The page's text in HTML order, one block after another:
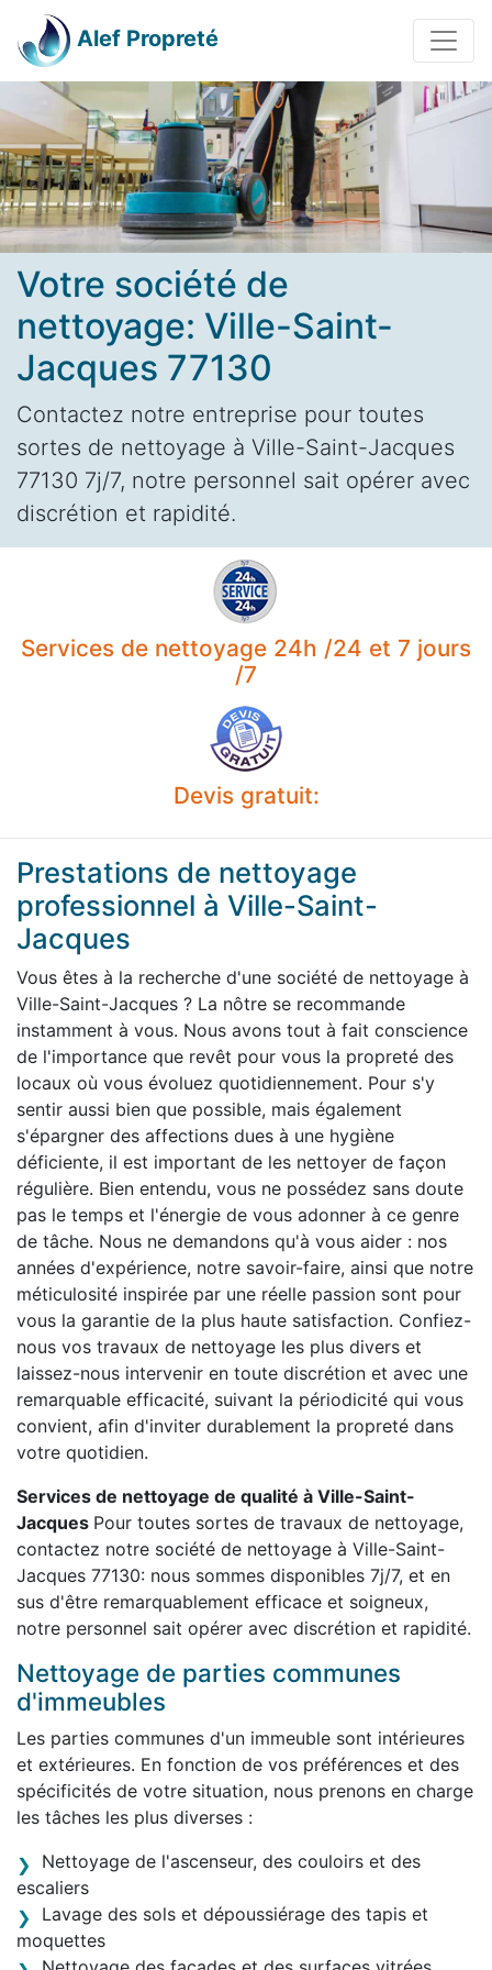
Alef Propreté
Votre société de
nettoyage: Ville-Saint-
Jacques 77130
Contactez notre entreprise pour toutes
sortes de nettoyage à Ville-Saint-Jacques
77130 7j/7, notre personnel sait opérer avec
discrétion et rapidité.
Services de nettoyage 24h /24 et 7 jours
/7
Devis gratuit:
Prestations de nettoyage
professionnel à Ville-Saint-
Jacques
Vous êtes à la recherche d'une société de nettoyage à
Ville-Saint-Jacques ? La nôtre se recommande
instamment à vous. Nous avons tout à fait conscience
de l'importance que revêt pour vous la propreté des
locaux où vous évoluez quotidiennement. Pour s'y
sentir aussi bien que possible, mais également
s'épargner des affections dues à une hygiène
déficiente, il est important de les nettoyer de façon
régulière. Bien entendu, vous ne possédez sans doute
pas le temps et l'énergie de vous adonner à ce genre
de tâche. Nous ne demandons qu'à vous aider : nos
années d'expérience, notre savoir-faire, ainsi que notre
méticulosité inspirée par une réelle passion sont pour
vous la garantie de la plus haute satisfaction. Confiez-
nous vos travaux de nettoyage les plus divers et
laissez-nous intervenir en toute discrétion et avec une
remarquable efficacité, suivant la périodicité qui vous
convient, afin d'inviter durablement la propreté dans
votre quotidien.
Services de nettoyage de qualité à Ville-Saint-
Jacques Pour toutes sortes de travaux de nettoyage,
contactez notre société de nettoyage à Ville-Saint-
Jacques 77130: nous sommes disponibles 7j/7, et en
sus d'être remarquablement efficace et soigneux,
notre personnel sait opérer avec discrétion et rapidité.
Nettoyage de parties communes
d'immeubles
Les parties communes d'un immeuble sont intérieures
et extérieures. En fonction de vos préférences et des
spécificités de votre situation, nous prenons en charge
les tâches les plus diverses :
Nettoyage de l'ascenseur, des couloirs et des
escaliers
Lavage des sols et dépoussiérage des tapis et
moquettes